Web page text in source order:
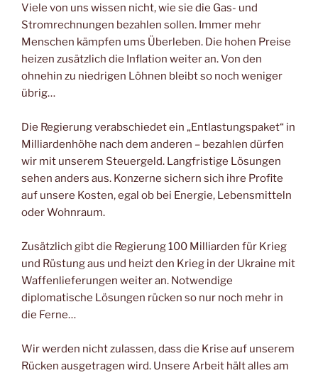
Viele von uns wissen nicht, wie sie die Gas- und
Stromrechnungen bezahlen sollen. Immer mehr
Menschen kämpfen ums Überleben. Die hohen Preise
heizen zusätzlich die Inflation weiter an. Von den
ohnehin zu niedrigen Löhnen bleibt so noch weniger
übrig…
Die Regierung verabschiedet ein „Entlastungspaket“ in
Milliardenhöhe nach dem anderen – bezahlen dürfen
wir mit unserem Steuergeld. Langfristige Lösungen
sehen anders aus. Konzerne sichern sich ihre Profite
auf unsere Kosten, egal ob bei Energie, Lebensmitteln
oder Wohnraum.
Zusätzlich gibt die Regierung 100 Milliarden für Krieg
und Rüstung aus und heizt den Krieg in der Ukraine mit
Waffenlieferungen weiter an. Notwendige
diplomatische Lösungen rücken so nur noch mehr in
die Ferne…
Wir werden nicht zulassen, dass die Krise auf unserem
Rücken ausgetragen wird. Unsere Arbeit hält alles am